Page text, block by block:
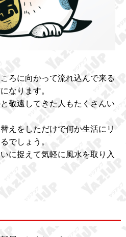
ろに向かって流れ込んで来る
なります。
敬遠してきた人もたくさんい
えをしただけで何か生活にリ
でしょう。
に捉えて気軽に風水を取り入